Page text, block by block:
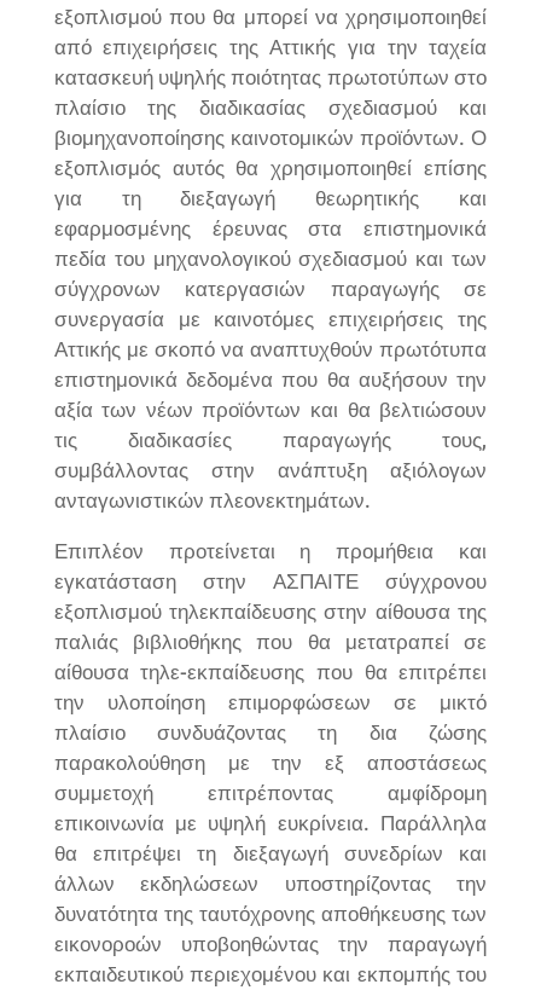
εξοπλισμού που θα μπορεί να χρησιμοποιηθεί
από επιχειρήσεις της Αττικής για την ταχεία
κατασκευή υψηλής ποιότητας πρωτοτύπων στο
πλαίσιο της διαδικασίας σχεδιασμού και
βιομηχανοποίησης καινοτομικών προϊόντων. Ο
εξοπλισμός αυτός θα χρησιμοποιηθεί επίσης
για τη διεξαγωγή θεωρητικής και
εφαρμοσμένης έρευνας στα επιστημονικά
πεδία του μηχανολογικού σχεδιασμού και των
σύγχρονων κατεργασιών παραγωγής σε
συνεργασία με καινοτόμες επιχειρήσεις της
Αττικής με σκοπό να αναπτυχθούν πρωτότυπα
επιστημονικά δεδομένα που θα αυξήσουν την
αξία των νέων προϊόντων και θα βελτιώσουν
τις διαδικασίες παραγωγής τους,
συμβάλλοντας στην ανάπτυξη αξιόλογων
ανταγωνιστικών πλεονεκτημάτων.
Επιπλέον προτείνεται η προμήθεια και
εγκατάσταση στην ΑΣΠΑΙΤΕ σύγχρονου
εξοπλισμού τηλεκπαίδευσης στην αίθουσα της
παλιάς βιβλιοθήκης που θα μετατραπεί σε
αίθουσα τηλε-εκπαίδευσης που θα επιτρέπει
την υλοποίηση επιμορφώσεων σε μικτό
πλαίσιο συνδυάζοντας τη δια ζώσης
παρακολούθηση με την εξ αποστάσεως
συμμετοχή επιτρέποντας αμφίδρομη
επικοινωνία με υψηλή ευκρίνεια. Παράλληλα
θα επιτρέψει τη διεξαγωγή συνεδρίων και
άλλων εκδηλώσεων υποστηρίζοντας την
δυνατότητα της ταυτόχρονης αποθήκευσης των
εικονοροών υποβοηθώντας την παραγωγή
εκπαιδευτικού περιεχομένου και εκπομπής του